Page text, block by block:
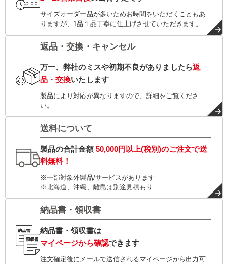
サイズオーダー品が多いためお時間をいただくこともあ
りますが、1品１品丁寧に仕上げさせていただきます。
返品・交換・キャンセル
万一、弊社のミスや初期不良がありましたら返
品・交換いたします
製品により対応が異なりますので、詳細をご覧くださ
い。
送料について
製品の合計金額50,000円以上(税別)のご注文で送
料無料！
※一部対象外製品/サービスがあります
※北海道、沖縄、離島は別途見積もり
納品書・領収書
納品書・領収書は
マイページから確認できます
注文確定後にメールで送信されるマイページから出力可